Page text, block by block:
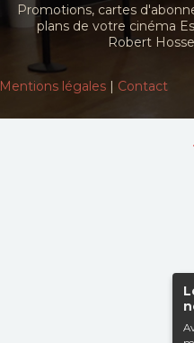
Promotions, cartes
plans de votre cinéma
Robert
Mentions légales | Contact